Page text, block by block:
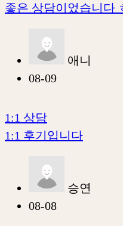
좋은 상담이었습니다
애니
08-09
1:1 상담
1:1 후기입니다
승연
08-08